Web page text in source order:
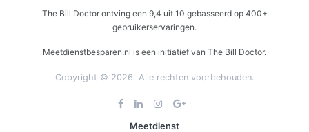
The Bill Doctorontving een 9,4 uit 10 gebasseerd op 400+
gebruikerservaringen.
Meetdienstbesparen.nl is een initiatief van The Bill Doctor.
Copyright © 2026. Alle rechten voorbehouden.
Meetdienst